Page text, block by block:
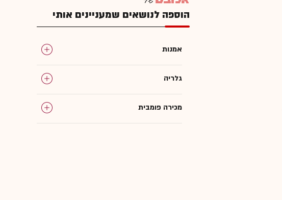
הוספה לנושאים שמעניינים אותי
אמנות
גלריה
מכירה פומבית